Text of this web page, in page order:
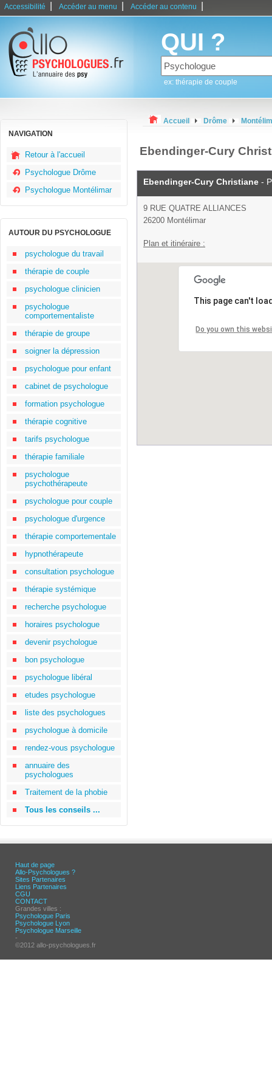
Accessibilité Accéder au menu Accéder au contenu
QUI ?
ex: thérapie de couple
NAVIGATION
Retour à l'accueil
Psychologue Drôme
Psychologue Montélimar
AUTOUR DU PSYCHOLOGUE
psychologue du travail
thérapie de couple
psychologue clinicien
psychologue
comportementaliste
thérapie de groupe
soigner la dépression
psychologue pour enfant
cabinet de psychologue
formation psychologue
thérapie cognitive
tarifs psychologue
thérapie familiale
psychologue
psychothérapeute
psychologue pour couple
psychologue d'urgence
thérapie comportementale
hypnothérapeute
consultation psychologue
thérapie systémique
recherche psychologue
horaires psychologue
devenir psychologue
bon psychologue
psychologue libéral
etudes psychologue
liste des psychologues
psychologue à domicile
rendez-vous psychologue
annuaire des
psychologues
Traitement de la phobie
Tous les conseils ...
Accueil Drôme
Ebendinger-Cury
Ebendinger-Cury Christiane -
9 RUE QUATRE ALLIANCES
26200 Montélimar
Plan et itinéraire :
This page can't
Do you own this
Haut de page
Allo-Psychologues ?
Sites Partenaires
Liens Partenaires
CGU
CONTACT
Grandes villes :
Psychologue Paris
Psychologue Lyon
Psychologue Marseille
-
©2012 allo-psychologues.fr